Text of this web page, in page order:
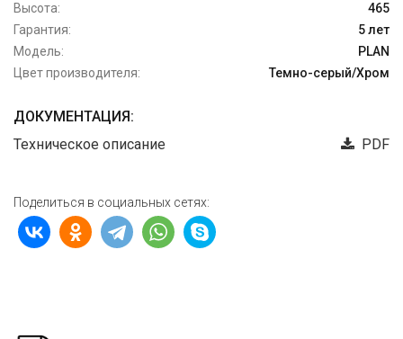
Высота:
465
Гарантия:
5 лет
Модель:
PLAN
Цвет производителя:
Темно-серый/Хром
ДОКУМЕНТАЦИЯ:
Техническое описание
PDF
Поделиться в социальных сетях: